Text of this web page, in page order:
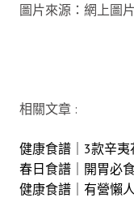
圖片來源：網上圖
相關文章 :
健康食譜｜3款辛
春日食譜｜開胃必
健康食譜｜有營懶